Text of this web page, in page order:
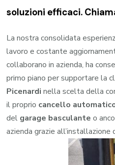
soluzioni efficaci.
La nostra consolidata
lavoro e costante
collaborano in azienda, ha
primo piano per supportare la
Picenardi nella scelta della
il proprio cancello
del garage basculante o
azienda grazie all’installazione